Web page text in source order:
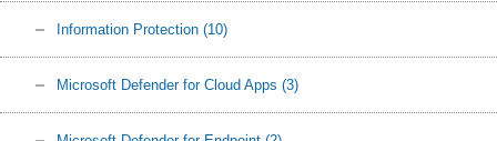
Information Protection (10)
Microsoft Defender for Cloud Apps (3)